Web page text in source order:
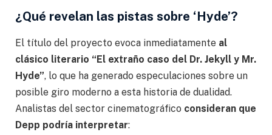
¿Qué revelan las pistas sobre ‘Hyde’?
El título del proyecto evoca inmediatamente al
clásico literario “El extraño caso del Dr. Jekyll y Mr.
Hyde”, lo que ha generado especulaciones sobre un
posible giro moderno a esta historia de dualidad.
Analistas del sector cinematográfico consideran que
Depp podría interpretar: